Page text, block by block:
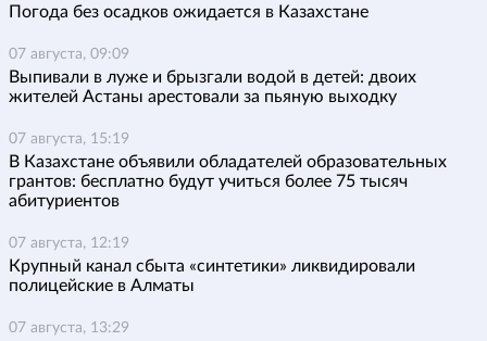
Погода без осадков ожидается в Казахстане
07 августа, 09:09
Выпивали в луже и брызгали водой в детей: двоих
жителей Астаны арестовали за пьяную выходку
07 августа, 15:19
В Казахстане объявили обладателей образовательных
грантов: бесплатно будут учиться более 75 тысяч
абитуриентов
07 августа, 12:19
Крупный канал сбыта «синтетики» ликвидировали
полицейские в Алматы
07 августа, 13:29